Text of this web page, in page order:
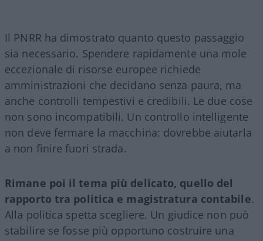
Il PNRR ha dimostrato quanto questo passaggio
sia necessario. Spendere rapidamente una mole
eccezionale di risorse europee richiede
amministrazioni che decidano senza paura, ma
anche controlli tempestivi e credibili. Le due cose
non sono incompatibili. Un controllo intelligente
non deve fermare la macchina: dovrebbe aiutarla
a non finire fuori strada.
Rimane poi il tema più delicato, quello del
rapporto tra politica e magistratura contabile.
Alla politica spetta scegliere. Un giudice non può
stabilire se fosse più opportuno costruire una